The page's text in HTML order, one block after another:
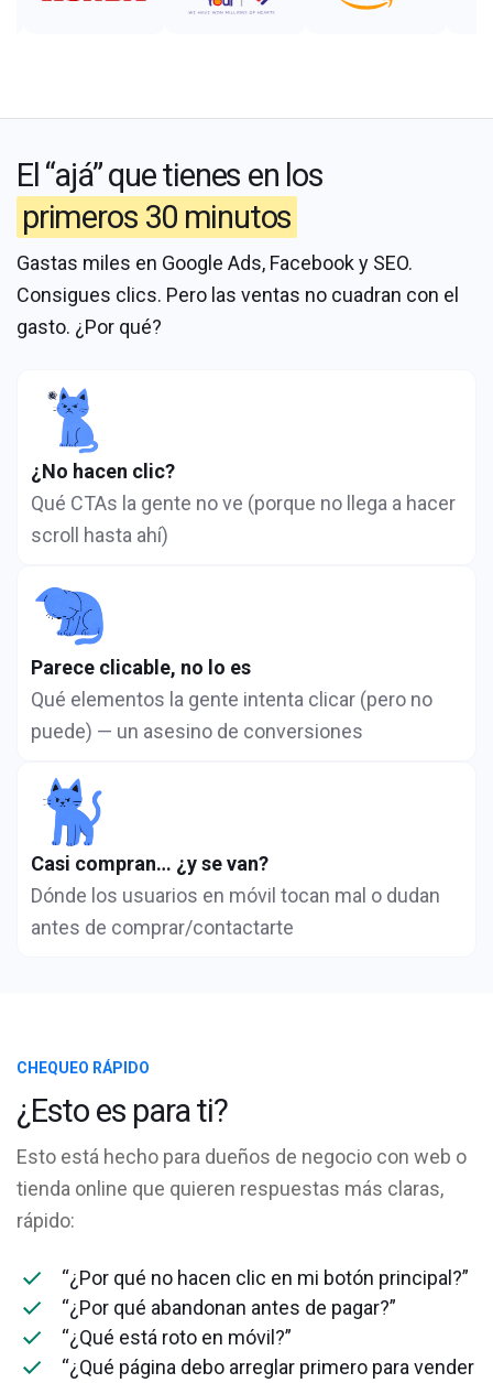
El “ajá” que tienes en los
primeros 30 minutos
Gastas miles en Google Ads, Facebook y SEO.
Consigues clics. Pero las ventas no cuadran con el
gasto. ¿Por qué?
¿No hacen clic?
Qué CTAs la gente no ve (porque no llega a hacer
scroll hasta ahí)
Parece clicable, no lo es
Qué elementos la gente intenta clicar (pero no
puede) — un asesino de conversiones
Casi compran… ¿y se van?
Dónde los usuarios en móvil tocan mal o dudan
antes de comprar/contactarte
CHEQUEO RÁPIDO
¿Esto es para ti?
Esto está hecho para dueños de negocio con web o
tienda online que quieren respuestas más claras,
rápido:
“¿Por qué no hacen clic en mi botón principal?”
“¿Por qué abandonan antes de pagar?”
“¿Qué está roto en móvil?”
“¿Qué página debo arreglar primero para vender